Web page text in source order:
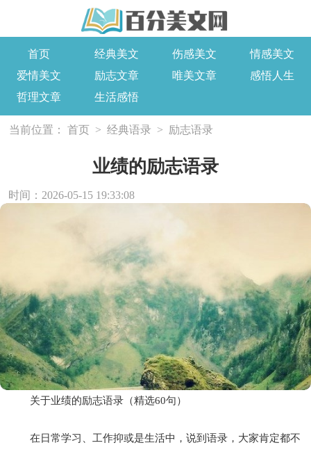
首页 经典美文 伤感美文
情感美文
爱情美文
励志文章 唯美文章
感悟人生
哲理文章
生活感悟
当前位置： 首页 > 经典语录 > 励志语录
业绩的励志语录
时间：2026-05-15 19:33:08
关于业绩的励志语录（精选60句）
在日常学习、工作抑或是生活中，说到语录，大家肯定都不